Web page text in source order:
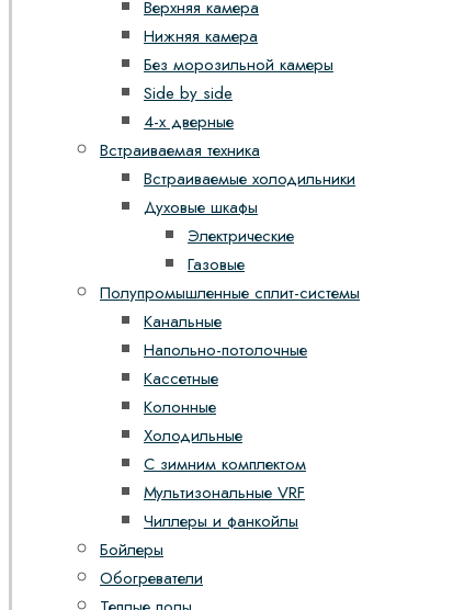
Верхняя камера
Нижняя камера
Без морозильной камеры
Side by side
4-х дверные
Встраиваемая техника
Встраиваемые холодильники
Духовые шкафы
Электрические
Газовые
Полупромышленные сплит-системы
Канальные
Напольно-потолочные
Кассетные
Колонные
Холодильные
С зимним комплектом
Мультизональные VRF
Чиллеры и фанкойлы
Бойлеры
Обогреватели